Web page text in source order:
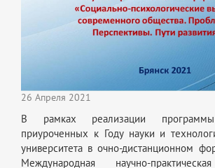
26 Апреля 2021
В рамках реализации программы
приуроченных к Году науки и
университета в очно-дистанционном
Международная научно-